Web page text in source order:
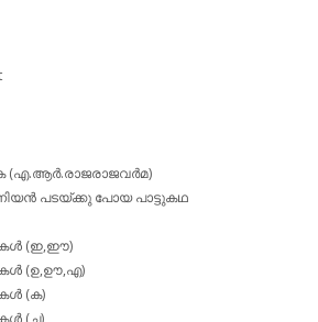
(എ.ആര്‍.രാജരാജവര്‍മ)
പടയ്‌ക്കു പോയ പാട്ടുകഥ
(ഇ,ഈ)
(ഉ,ഊ,എ)
(ക)
(ച)